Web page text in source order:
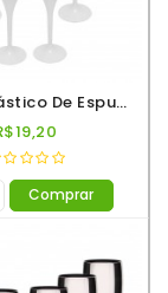
6 Taças Plástico De Espumante Roder 180ml Branco
Comprar